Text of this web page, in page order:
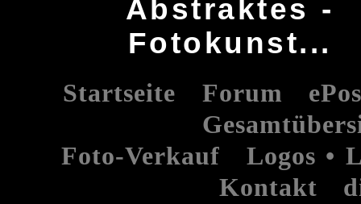
Startseite Forum
Foto-Verkauf
Logos •
Kontakt